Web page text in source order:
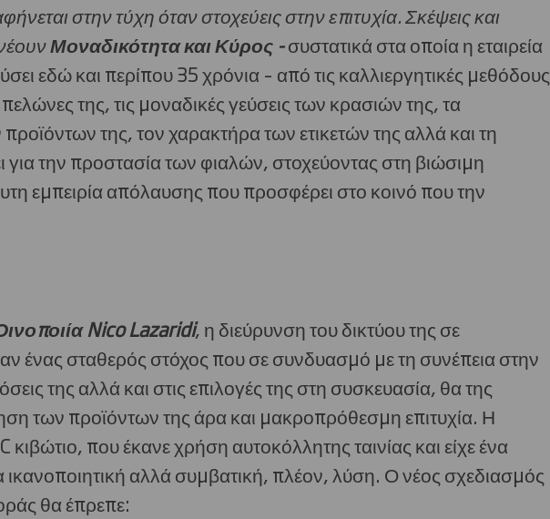
στην τύχη όταν στοχεύεις στην επιτυχία. Σκέψεις και
Μοναδικότητακαι Κύρος-συστατικά στα οποία η εταιρεία
εδώ και περίπου 35 χρόνια – από τις καλλιεργητικές μεθόδους
της, τις μοναδικές γεύσεις των κρασιών της, τα
της, τον χαρακτήρα των ετικετών της αλλά και τη
για την προστασία των φιαλών, στοχεύοντας στη βιώσιμη
εμπειρία απόλαυσης που προσφέρει στο κοινό που την
NicoLazaridi, η διεύρυνση του δικτύου της σε
ένας σταθερός στόχος που σε συνδυασμό με τη συνέπεια στην
της αλλά και στις επιλογές της στη συσκευασία, θα της
των προϊόντων της άρα και μακροπρόθεσμη επιτυχία. Η
που έκανε χρήση αυτοκόλλητης ταινίας και είχε ένα
ικανοποιητική αλλά συμβατική, πλέον, λύση. Ο νέος σχεδιασμός
θα έπρεπε: